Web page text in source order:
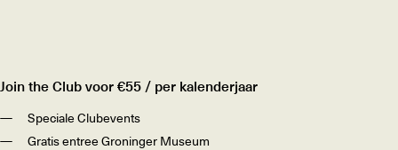
Join the Club voor €55 / per kalenderjaar
Speciale Clubevents
Gratis entree Groninger Museum